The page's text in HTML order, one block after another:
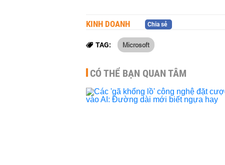
KINH DOANH Chia sẻ
TAG: Microsoft
CÓ THỂ BẠN QUAN TÂM